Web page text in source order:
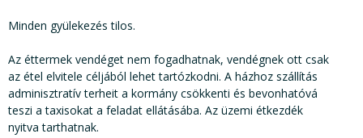
Minden gyülekezés tilos.
Az éttermek vendéget nem fogadhatnak, vendégnek ott csak
az étel elvitele céljából lehet tartózkodni. A házhoz szállítás
adminisztratív terheit a kormány csökkenti és bevonhatóvá
teszi a taxisokat a feladat ellátásába. Az üzemi étkezdék
nyitva tarthatnak.